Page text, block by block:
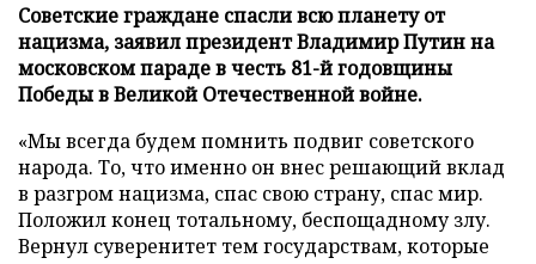
Советские граждане спасли всю планету от
нацизма, заявил президент Владимир Путин на
московском параде в честь 81-й годовщины
Победы в Великой Отечественной войне.
«Мы всегда будем помнить подвиг советского
народа. То, что именно он внес решающий вклад
в разгром нацизма, спас свою страну, спас мир.
Положил конец тотальному, беспощадному злу.
Вернул суверенитет тем государствам, которые